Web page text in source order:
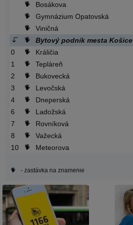
Bosákova
Gymnázium Opatovská
Viničná
Bytový podnik mesta Košice
0
Králičia
1
Tepláreň
2
Bukovecká
3
Levočská
4
Dneperská
6
Ladožská
7
Rovníková
8
Važecká
10
Meteorova
- zastávka na znamenie